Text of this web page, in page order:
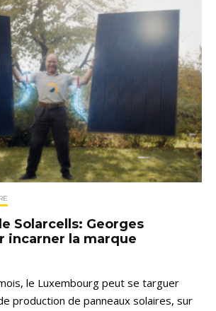
Solarcells: Georges
incarner la marque
le Luxembourg peut se targuer
production de panneaux solaires, sur